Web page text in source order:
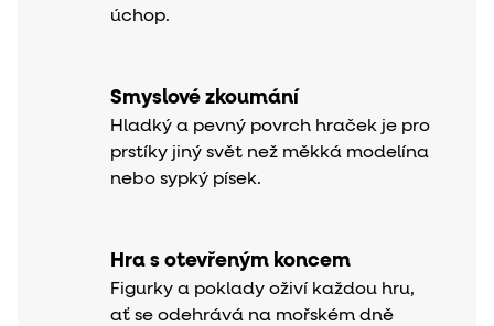
úchop.
Smyslové zkoumání
Hladký a pevný povrch hraček je pro
prstíky jiný svět než měkká modelína
nebo sypký písek.
Hra s otevřeným koncem
Figurky a poklady oživí každou hru,
ať se odehrává na mořském dně